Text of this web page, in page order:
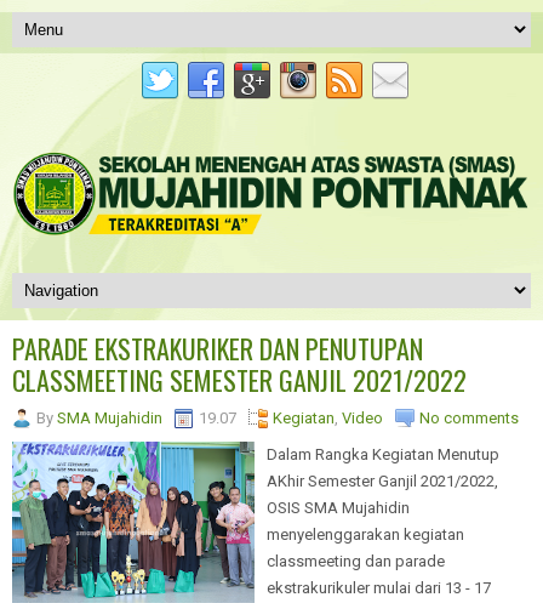
PARADE EKSTRAKURIKER DAN PENUTUPAN
CLASSMEETING SEMESTER GANJIL 2021/2022
By SMA Mujahidin 19.07 Kegiatan Video
No comments
Dalam Rangka Kegiatan Menutup
AKhir Semester Ganjil 2021/2022,
OSIS SMA Mujahidin
menyelenggarakan kegiatan
classmeeting dan parade
ekstrakurikuler mulai dari 13 - 17